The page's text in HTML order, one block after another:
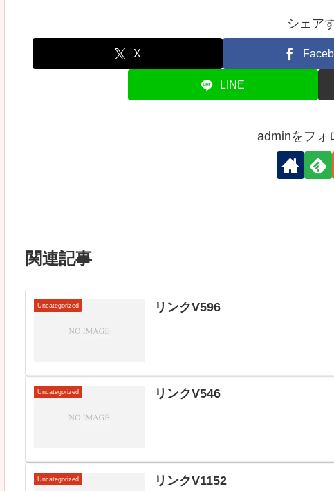
シェア
X
LINE
adminをフォ
関連記事
Uncategorized リンクV596
Uncategorized リンクV546
Uncategorized リンクV1152